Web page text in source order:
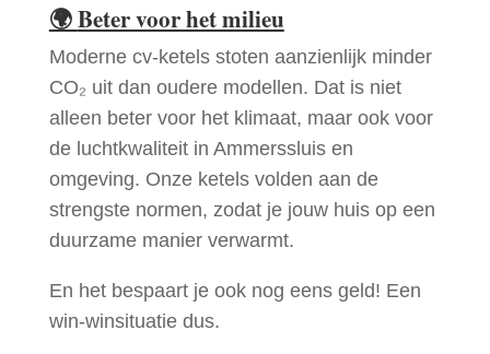
🌍Beter voor het milieu
Moderne cv-ketels stoten aanzienlijk minder
CO₂ uit dan oudere modellen. Dat is niet
alleen beter voor het klimaat, maar ook voor
de luchtkwaliteit in Ammerssluis en
omgeving. Onze ketels volden aan de
strengste normen, zodat je jouw huis op een
duurzame manier verwarmt.
En het bespaart je ook nog eens geld! Een
win-winsituatie dus.